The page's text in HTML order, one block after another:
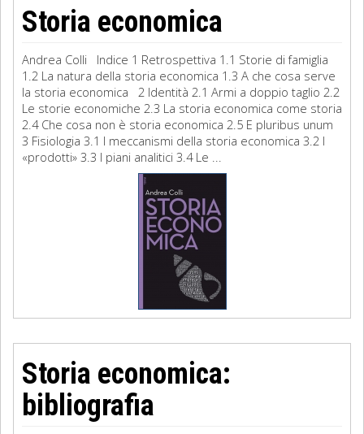
Storia economica
Andrea Colli Indice 1 Retrospettiva 1.1 Storie di famiglia
1.2 La natura della storia economica 1.3 A che cosa serve
la storia economica 2 Identità 2.1 Armi a doppio taglio 2.2
Le storie economiche 2.3 La storia economica come storia
2.4 Che cosa non è storia economica 2.5 E pluribus unum
3 Fisiologia 3.1 I meccanismi della storia economica 3.2 I
«prodotti» 3.3 I piani analitici 3.4 Le ...
Storia economica:
bibliografia